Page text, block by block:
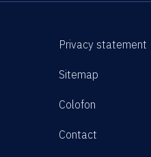
Privacy statement
Sitemap
Colofon
Contact